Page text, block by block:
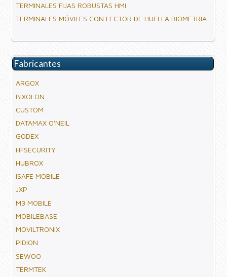
TERMINALES FIJAS ROBUSTAS HMI
TERMINALES MÓVILES CON LECTOR DE HUELLA BIOMETRIA
Fabricantes
ARGOX
BIXOLON
CUSTOM
DATAMAX O'NEIL
GODEX
HFSECURITY
HUBROX
ISAFE MOBILE
JXP
M3 MOBILE
MOBILEBASE
MOVILTRONIX
PIDION
SEWOO
TERMTEK